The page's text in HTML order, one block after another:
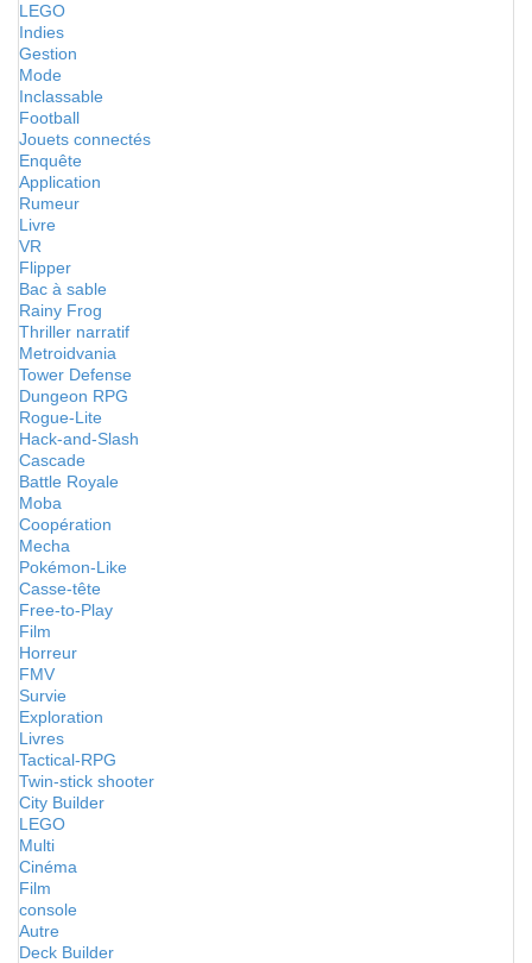
LEGO
Indies
Gestion
Mode
Inclassable
Football
Jouets connectés
Enquête
Application
Rumeur
Livre
VR
Flipper
Bac à sable
Rainy Frog
Thriller narratif
Metroidvania
Tower Defense
Dungeon RPG
Rogue-Lite
Hack-and-Slash
Cascade
Battle Royale
Moba
Coopération
Mecha
Pokémon-Like
Casse-tête
Free-to-Play
Film
Horreur
FMV
Survie
Exploration
Livres
Tactical-RPG
Twin-stick shooter
City Builder
LEGO
Multi
Cinéma
Film
console
Autre
Deck Builder